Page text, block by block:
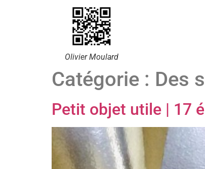
Olivier Moulard
Catégorie : Des
Petit objet utile | 17